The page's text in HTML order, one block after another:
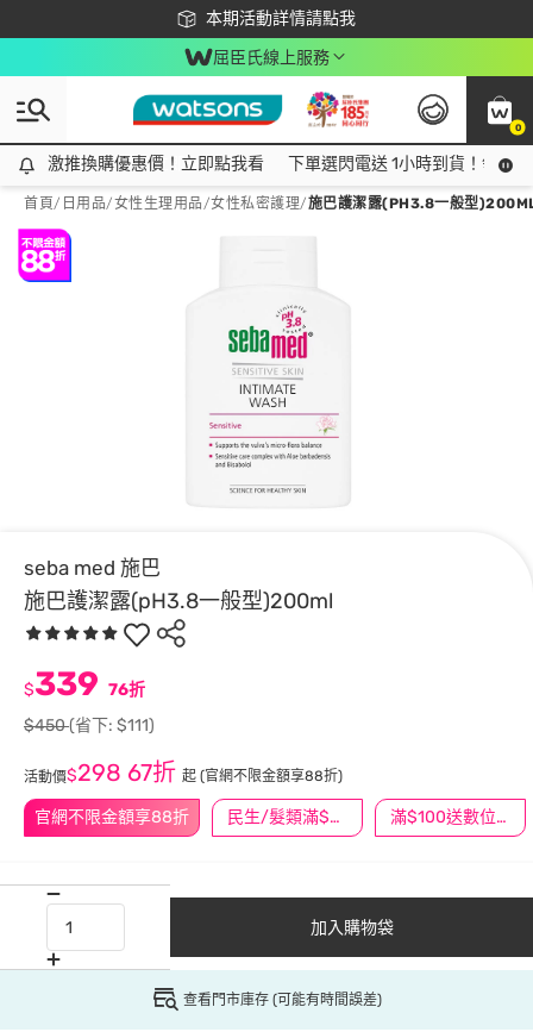
本期活動詳情請點我
下載app最高回饋$350
屈臣氏線上服務
0
激推換購優惠價！立即點我看
激推換購優惠價！立即點我看 下單選閃電送 1小時到貨！領神
首頁/ 日用品/女性生理用品/女性私密護理/施巴護潔露(PH3.8一般型
seba med 施巴
施巴護潔露(pH3.8一般型)200ml
官網不限金額享88折 民生/髮類滿$388送舒潔冰巾 滿$100送數位印花
$339 76折
$450(省下: $111)
活動價$298 67折 起 (官網不限金額享88折)
加入購物袋
查看門市庫存 (可能有時間誤差)